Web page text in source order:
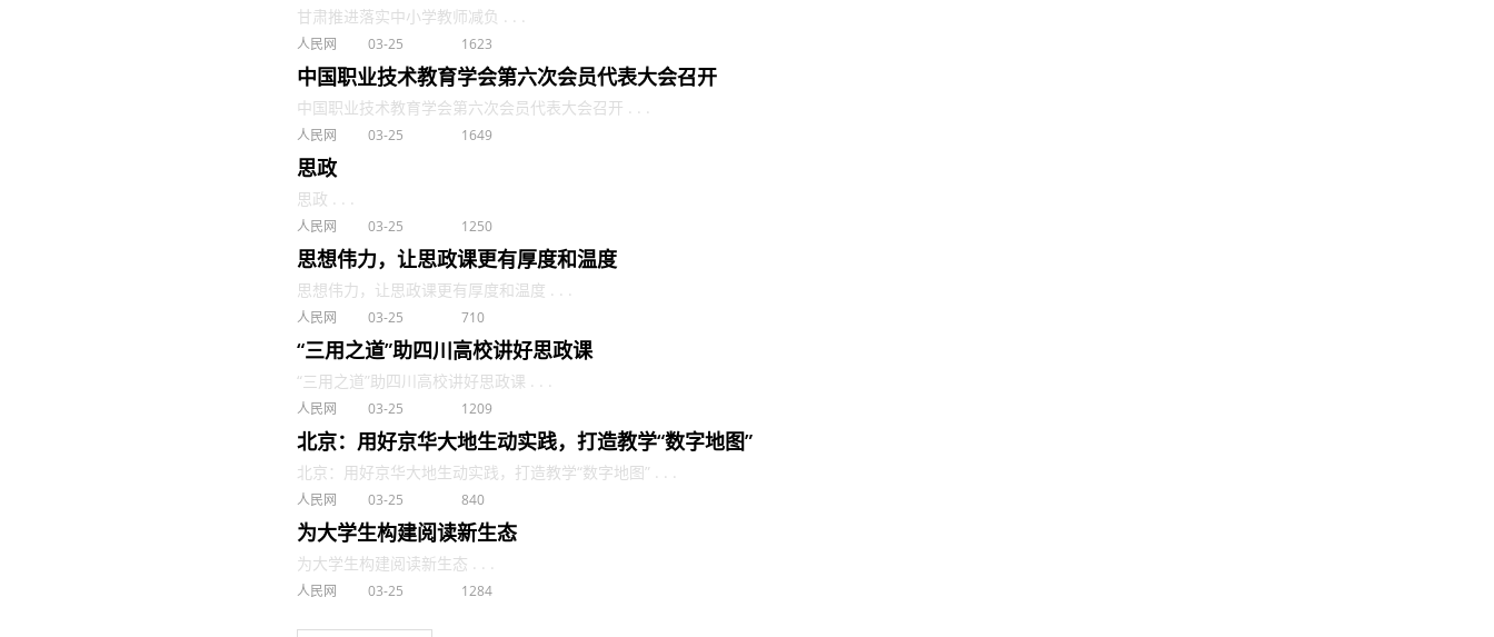
甘肃推进落实中小学教师减负 . . .
人民网 03-25 1623
中国职业技术教育学会第六次会员代表大会召开
中国职业技术教育学会第六次会员代表大会召开 . . .
人民网 03-25 1649
思政
思政 . . .
人民网 03-25 1250
思想伟力，让思政课更有厚度和温度
思想伟力，让思政课更有厚度和温度 . . .
人民网 03-25 710
“三用之道”助四川高校讲好思政课
“三用之道”助四川高校讲好思政课 . . .
人民网 03-25 1209
北京：用好京华大地生动实践，打造教学“数字地图”
北京：用好京华大地生动实践，打造教学“数字地图” . . .
人民网 03-25 840
为大学生构建阅读新生态
为大学生构建阅读新生态 . . .
人民网 03-25 1284